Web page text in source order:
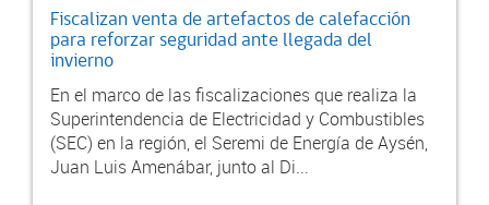
Fiscalizan venta de artefactos de calefacción
para reforzar seguridad ante llegada del
invierno
En el marco de las fiscalizaciones que realiza la
Superintendencia de Electricidad y Combustibles
(SEC) en la región, el Seremi de Energía de Aysén,
Juan Luis Amenábar, junto al Di...